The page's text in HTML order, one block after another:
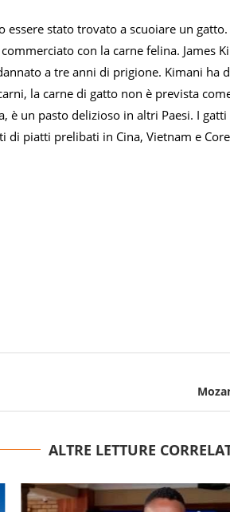
stato trovato a scuoiare un
con la carne felina. James
a tre anni di prigione. Kimani ha
la carne di gatto non è prevista
è un pasto delizioso in altri Paesi. I
di piatti prelibati in Cina, Vietnam e
ALTRE LETTURE